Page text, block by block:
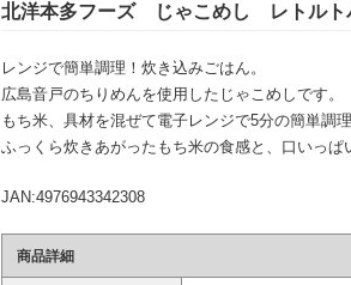
北洋本多フーズ じゃこめし レトルト
レンジで簡単調理！炊き込みごはん。
広島音戸のちりめんを使用したじゃこめしです。
もち米、具材を混ぜて電子レンジで5分の簡単調
ふっくら炊きあがったもち米の食感と、口いっぱ
JAN:4976943342308
商品詳細